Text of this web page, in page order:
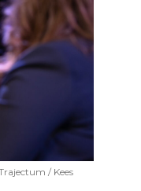
/ Kees